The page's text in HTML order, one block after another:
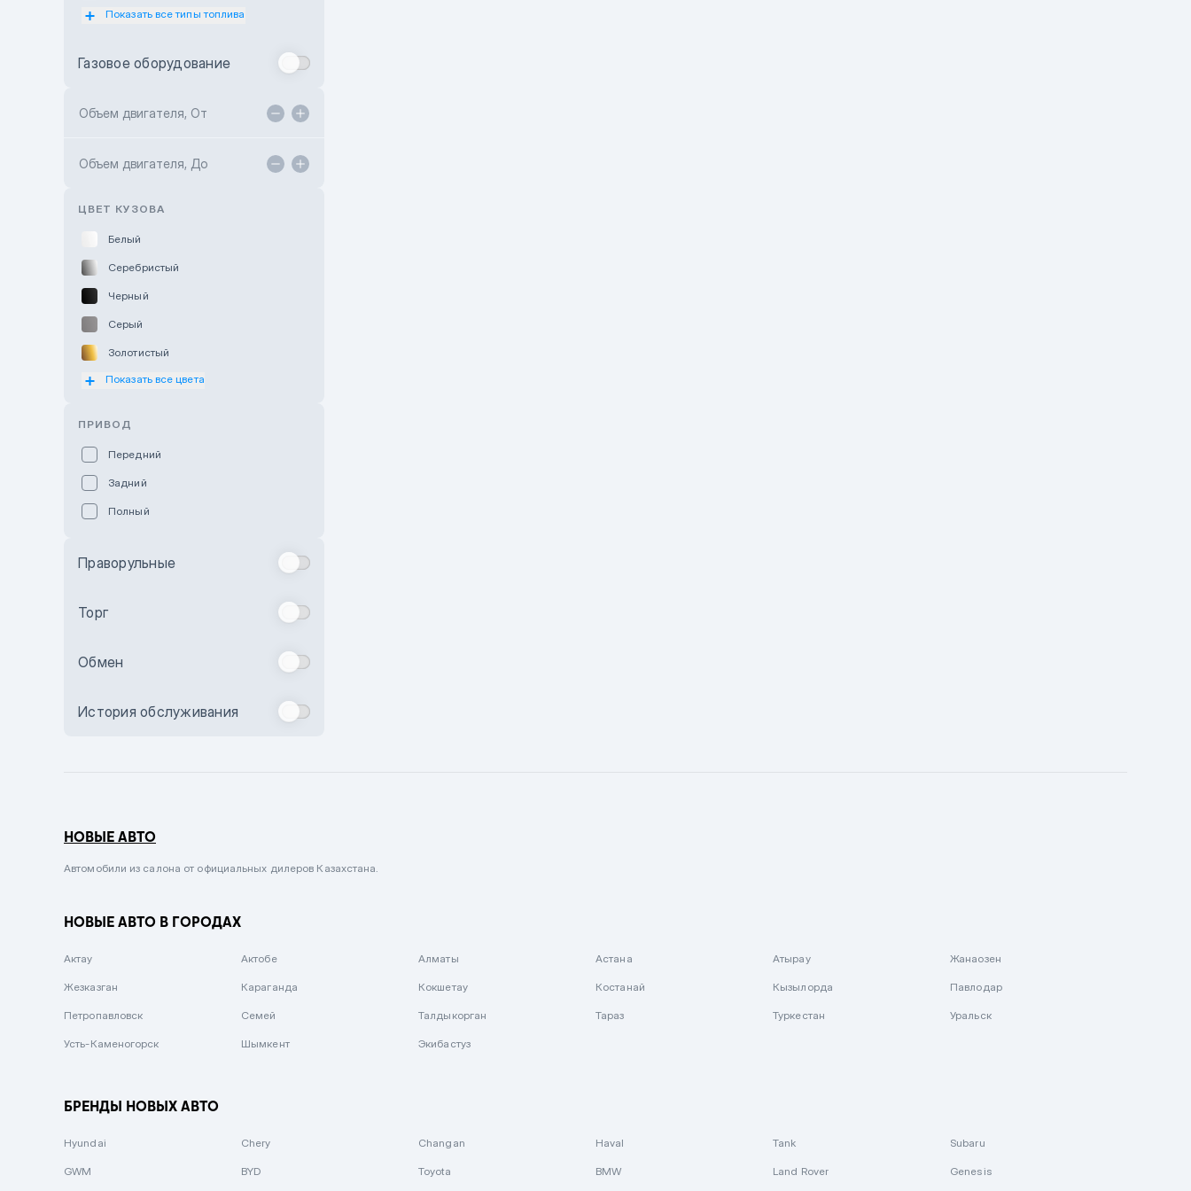
Subaru Motor Almaty
Toyota Kokshetau
Hyundai ShymCity
Показать все типы топлива
Газовое оборудование
Объем двигателя, От
Объем двигателя, До
ЦВЕТ КУЗОВА
Белый
Серебристый
Черный
Серый
Золотистый
Оранжевый
Бежевый
Комбинированный
Сиреневый металлик
Вишневый
Зеленый металлик
Показать все цвета
ПРИВОД
Передний
Задний
Полный
Праворульные
Торг
Обмен
История обслуживания
НОВЫЕ АВТО
Автомобили из салона от официальных дилеров Казахстана.
НОВЫЕ АВТО В ГОРОДАХ
Актау Актобе Алматы Астана Атырау Жанаозен
Жезказган Караганда Кокшетау Костанай Кызылорда Павлодар
Петропавловск Семей Талдыкорган Тараз Туркестан Уральск
Усть-Каменогорск Шымкент Экибастуз
БРЕНДЫ НОВЫХ АВТО
Hyundai Chery Changan Haval Tank Subaru
GWM BYD Toyota BMW Land Rover Genesis